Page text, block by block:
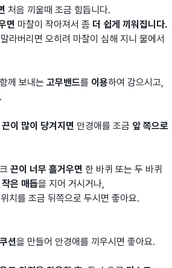
처음 끼울때 조금 힘듭니다.
면 마찰이 작아져서 좀 더 쉽게 끼워집니다.
라버리면 오히려 마찰이 심해 지니 물에서
함께 보내는 고무밴드를 이용하여 감으시고,
끈이 많이 당겨지면 안경애를 조금 앞 쪽으로
끈이 너무 흘거우면 한 바퀴 또는 두 바퀴
작은 매듭을 지어 거시거나,
치를 조금 뒤쪽으로 두시면 좋아요.
쿠션을 만들어 안경애를 끼우시면 좋아요.